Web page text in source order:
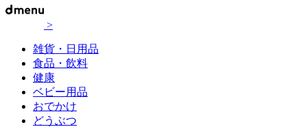
>
雑貨・日用品
食品・飲料
健康
ベビー用品
おでかけ
どうぶつ